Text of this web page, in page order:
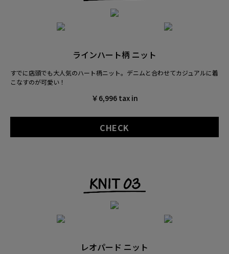
ラインハート柄 ニット
すでに店頭でも大人気のハート柄ニット。 デニムと合わせてカジュアルに着
こなすのが可愛い！
￥6,996 tax in
CHECK
レオパード ニット